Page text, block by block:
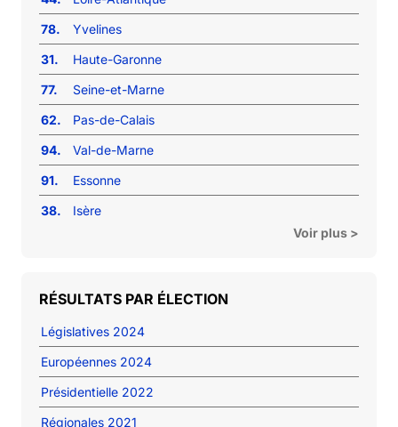
78.
Yvelines
31.
Haute-Garonne
77.
Seine-et-Marne
62.
Pas-de-Calais
94.
Val-de-Marne
91.
Essonne
38.
Isère
Voir plus >
RÉSULTATS PAR ÉLECTION
Législatives 2024
Européennes 2024
Présidentielle 2022
Régionales 2021